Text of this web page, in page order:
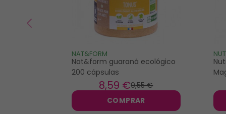
NAT&FORM
Nat&form guaraná ecológico
200 cápsulas
9,55 €
8,59 €
COMPRAR